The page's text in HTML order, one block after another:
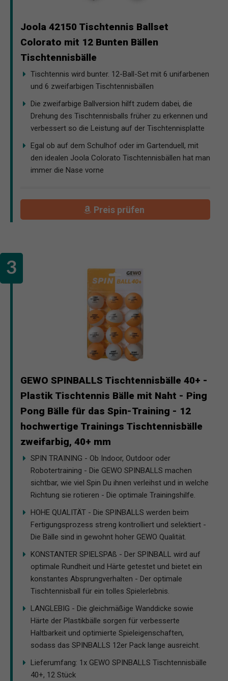
Joola 42150 Tischtennis Ballset
Colorato mit 12 Bunten Bällen
Tischtennisbälle
Tischtennis wird bunter. 12-Ball-Set mit 6 unifarbenen
und 6 zweifarbigen Tischtennisbällen
Die zweifarbige Ballversion hilft zudem dabei, die
Drehung des Tischtennisballs früher zu erkennen und
verbessert so die Leistung auf der Tischtennisplatte
Egal ob auf dem Schulhof oder im Gartenduell, mit
den idealen Joola Colorato Tischtennisbällen hat man
immer die Nase vorne
Preis prüfen
GEWO SPINBALLS Tischtennisbälle 40+ -
Plastik Tischtennis Bälle mit Naht - Ping
Pong Bälle für das Spin-Training - 12
hochwertige Trainings Tischtennisbälle
zweifarbig, 40+ mm
SPIN TRAINING - Ob Indoor, Outdoor oder
Robotertraining - Die GEWO SPINBALLS machen
sichtbar, wie viel Spin Du ihnen verleihst und in welche
Richtung sie rotieren - Die optimale Trainingshilfe.
HOHE QUALITÄT - Die SPINBALLS werden beim
Fertigungsprozess streng kontrolliert und selektiert -
Die Bälle sind in gewohnt hoher GEWO Qualität.
KONSTANTER SPIELSPAß - Der SPINBALL wird auf
optimale Rundheit und Härte getestet und bietet ein
konstantes Absprungverhalten - Der optimale
Tischtennisball für ein tolles Spielerlebnis.
LANGLEBIG - Die gleichmäßige Wanddicke sowie
Härte der Plastikbälle sorgen für verbesserte
Haltbarkeit und optimierte Spieleigenschaften,
sodass das SPINBALLS 12er Pack lange ausreicht.
Lieferumfang: 1x GEWO SPINBALLS Tischtennisbälle
40+, 12 Stück